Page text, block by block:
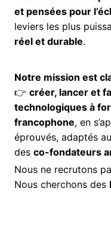
et pensées pour
leviers les plus
réel et durable.
Notre mission est
👉 créer, lancer et
technologiques à
francophone, en
éprouvés, adaptés
des co-fondateurs
Nous ne recrutons
Nous cherchons des